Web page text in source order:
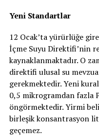
Yeni Standartlar
12 Ocak’ta yürürlüğe
İçme Suyu Direktifi’nin
kaynaklanmaktadır. O
direktifi ulusal su
gerekmektedir. Yeni
0,5 mikrogramdan fazla
öngörmektedir. Yirmi
birleşik konsantrasyon
geçemez.